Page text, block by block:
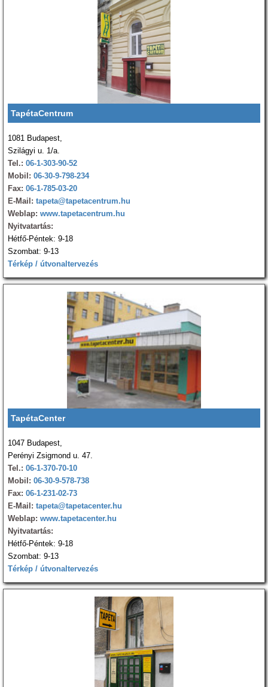
TapétaCentrum
1081 Budapest,
Szilágyi u. 1/a.
Tel.: 06-1-303-90-52
Mobil: 06-30-9-798-234
Fax: 06-1-785-03-20
E-Mail: tapeta@tapetacentrum.hu
Weblap: www.tapetacentrum.hu
Nyitvatartás:
Hétfő-Péntek: 9-18
Szombat: 9-13
Térkép / útvonaltervezés
TapétaCenter
1047 Budapest,
Perényi Zsigmond u. 47.
Tel.: 06-1-370-70-10
Mobil: 06-30-9-578-738
Fax: 06-1-231-02-73
E-Mail: tapeta@tapetacenter.hu
Weblap: www.tapetacenter.hu
Nyitvatartás:
Hétfő-Péntek: 9-18
Szombat: 9-13
Térkép / útvonaltervezés